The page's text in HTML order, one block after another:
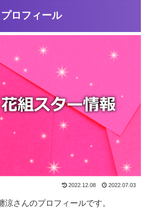
ロフィール
2022.12.08 2022.07.03
涼さんのプロフィールです。